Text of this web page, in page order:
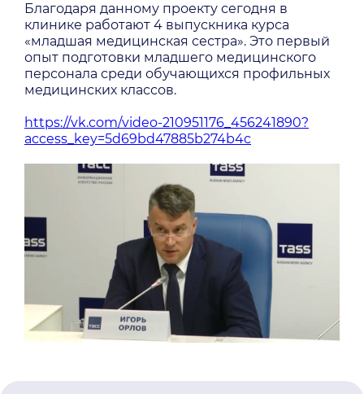
Благодаря данному проекту сегодня в
клинике работают 4 выпускника курса
«младшая медицинская сестра». Это первый
опыт подготовки младшего медицинского
персонала среди обучающихся профильных
медицинских классов.
https://vk.com/video-210951176_456241890?
access_key=5d69bd47885b274b4c